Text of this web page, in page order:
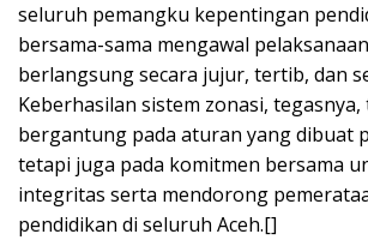
seluruh pemangku kepentingan
bersama-sama mengawal
berlangsung secara jujur, tertib, dan
Keberhasilan sistem zonasi, tegasnya,
bergantung pada aturan yang dibuat
tetapi juga pada komitmen bersama
integritas serta mendorong
pendidikan di seluruh Aceh.[]